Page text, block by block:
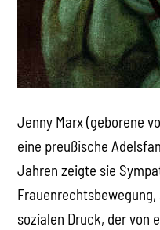
Jenny Marx (geborene
eine preußische
Jahren zeigte sie
sozialen Druck, der von